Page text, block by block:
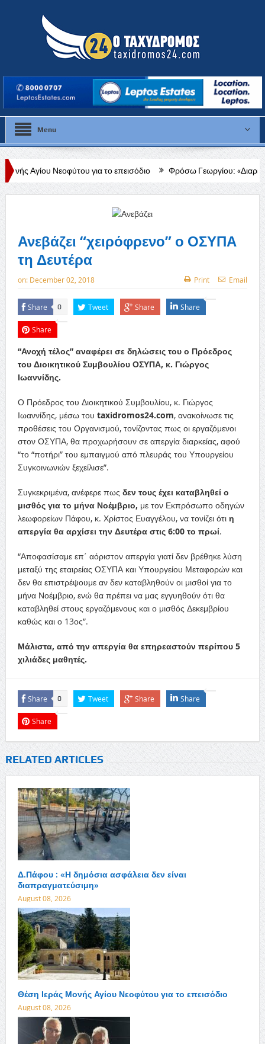
Menu
για το επεισόδιο Φρόσω Γεωργίου: «Διαρκής, δεδομένη και
Ανεβάζει “χειρόφρενο” ο ΟΣΥΠΑ
τη Δευτέρα
on: December 02, 2018 Print Email
Share 0 Tweet Share Share
Share
“Ανοχή τέλος” αναφέρει σε δηλώσεις του ο Πρόεδρος
του Διοικητικού Συμβουλίου ΟΣΥΠΑ, κ. Γιώργος
Ιωαννίδης.
Ο Πρόεδρος του Διοικητικού Συμβουλίου, κ. Γιώργος
Ιωαννίδης, μέσω του taxidromos24.com, ανακοίνωσε τις
προθέσεις του Οργανισμού, τονίζοντας πως οι εργαζόμενοι
στον ΟΣΥΠΑ, θα προχωρήσουν σε απεργία διαρκείας, αφού
“το “ποτήρι” του εμπαιγμού από πλευράς του Υπουργείου
Συγκοινωνιών ξεχείλισε”.
Συγκεκριμένα, ανέφερε πως δεν τους έχει καταβληθεί ο
μισθός για το μήνα Νοέμβριο, με τον Εκπρόσωπο οδηγών
λεωφορείων Πάφου, κ. Χρίστος Ευαγγέλου, να τονίζει ότι η
απεργία θα αρχίσει την Δευτέρα στις 6:00 το πρωί.
“Αποφασίσαμε επ΄ αόριστον απεργία γιατί δεν βρέθηκε λύση
μεταξύ της εταιρείας ΟΣΥΠΑ και Υπουργείου Μεταφορών και
δεν θα επιστρέψουμε αν δεν καταβληθούν οι μισθοί για το
μήνα Νοέμβριο, ενώ θα πρέπει να μας εγγυηθούν ότι θα
καταβληθεί στους εργαζόμενους και ο μισθός Δεκεμβρίου
καθώς και ο 13ος”.
Μάλιστα, από την απεργία θα επηρεαστούν περίπου 5
χιλιάδες μαθητές.
Share 0 Tweet Share Share
Share
RELATED ARTICLES
Δ.Πάφου : «Η δημόσια ασφάλεια δεν είναι
διαπραγματεύσιμη»
August 08, 2026
Θέση Ιεράς Μονής Αγίου Νεοφύτου για το επεισόδιο
August 08, 2026